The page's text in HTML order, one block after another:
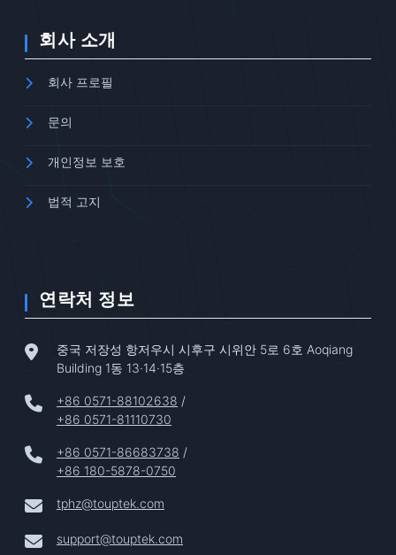
회사 소개
회사 프로필
문의
개인정보 보호
법적 고지
연락처 정보
중국 저장성 항저우시 시후구 시위안 5로 6호 Aoqiang
Building 1동 13·14·15층
+86 0571-88102638 /
+86 0571-81110730
+86 0571-86683738 /
+86 180-5878-0750
tphz@touptek.com
support@touptek.com